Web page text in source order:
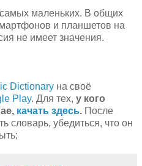
маленьких. В общих
и планшетов на
не имеет значения.
Dictionary на своё
Play. Для тех, у кого
качать здесь. После
словарь, убедиться, что он